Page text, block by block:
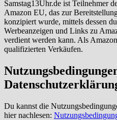
Samstag13Uhr.de ist Teilnehmer
Amazon EU, das zur
konzipiert wurde, mittels dessen
Werbeanzeigen und Links zu
verdient werden kann. Als
qualifizierten Verkäufen.
Du kannst die
hier nachlesen: